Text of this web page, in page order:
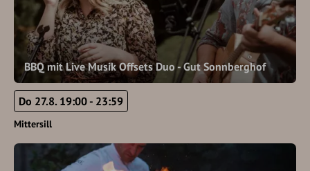
BBQ mit Live Musik Offsets Duo - Gut Sonnberghof
Do 27.8. 19:00 - 23:59
Mittersill